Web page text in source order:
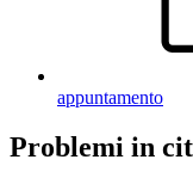
appuntamento
Problemi in